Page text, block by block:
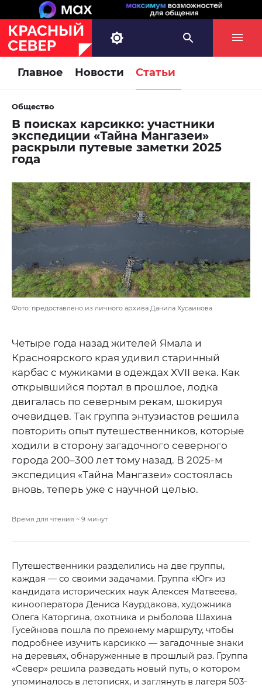
Главное Новости Статьи
Общество
В поисках карсикко: участники
экспедиции «Тайна Мангазеи»
раскрыли путевые заметки 2025
года
Фото: предоставлено из личного архива Данила Хусаинова
Четыре года назад жителей Ямала и
Красноярского края удивил старинный
карбас с мужиками в одеждах XVII века. Как
открывшийся портал в прошлое, лодка
двигалась по северным рекам, шокируя
очевидцев. Так группа энтузиастов решила
повторить опыт путешественников, которые
ходили в сторону загадочного северного
города 200–300 лет тому назад. В 2025-м
экспедиция «Тайна Мангазеи» состоялась
вновь, теперь уже с научной целью.
Время для чтения ~ 9 минут
Путешественники разделились на две группы,
каждая — со своими задачами. Группа «Юг» из
кандидата исторических наук Алексея Матвеева,
кинооператора Дениса Каурдакова, художника
Олега Каторгина, охотника и рыболова Шахина
Гусейнова пошла по прежнему маршруту, чтобы
подробнее изучить карсикко — загадочные знаки
на деревьях, обнаруженные в прошлый раз. Группа
«Север» решила разведать новый путь, о котором
упоминалось в летописях, и заглянуть в лагеря 503-